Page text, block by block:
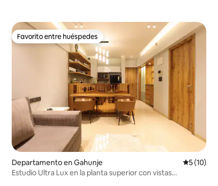
Favorito entre huéspedes
Favorito entre huéspedes
Departamento en Gahunje
5 (10)
Estudio Ultra Lux en la planta superior con vistas